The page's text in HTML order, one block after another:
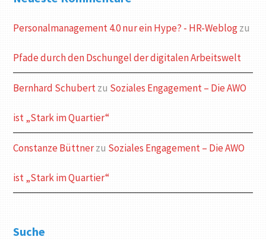
Personalmanagement 4.0 nur ein Hype? - HR-Weblogzu
Pfade durch den Dschungel der digitalen Arbeitswelt
Bernhard Schubertzu Soziales Engagement – Die AWO
ist „Stark im Quartier“
Constanze Büttnerzu Soziales Engagement – Die AWO
ist „Stark im Quartier“
Suche